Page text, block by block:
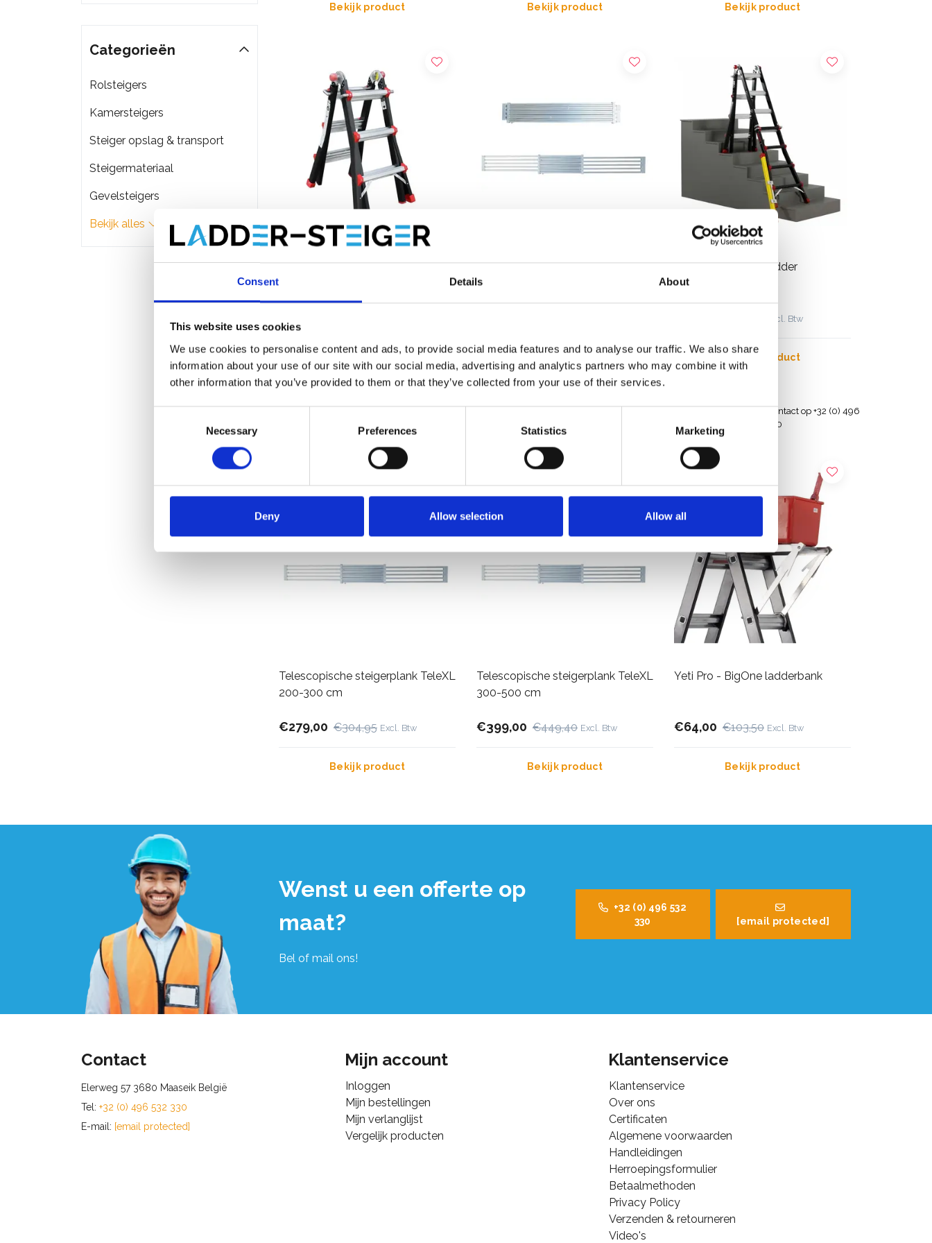
Consent Details About
This website uses cookies
We use cookies to personalise content and ads, to provide social media features and to analyse our traffic. We also share
information about your use of our site with our social media, advertising and analytics partners who may combine it with
other information that you’ve provided to them or that they’ve collected from your use of their services.
Necessary Preferences Statistics Marketing
Deny Allow selection Allow all
Bekijk product Bekijk product Bekijk product
BigOne TacTic multifunctionele
Bekijk product
Telescopische steigerplank TeleXL
250-400 cm
Yeti Pro - BigOne ladder
boomverlenging
Excl. Btw
Bekijk product
Hulp nodig? Neem contact op +32 (0) 496
532 330
Telescopische steigerplank TeleXL
200-300 cm
€279,00 €304,95 Excl. Btw
Bekijk product
Telescopische steigerplank TeleXL
300-500 cm
€399,00 €449,40 Excl. Btw
Bekijk product
Yeti Pro - BigOne ladderbank
€64,00 €103,50 Excl. Btw
Bekijk product
Categorieën
Rolsteigers
Kamersteigers
Steiger opslag & transport
Steigermateriaal
Gevelsteigers
Bekijk alles
Wenst u een offerte op
maat?
Bel of mail ons!
+32 (0) 496 532
330
[email protected]
Contact
Elerweg 57 3680 Maaseik België
Tel: +32 (0) 496 532 330
E-mail: [email protected]
Mijn account
Inloggen
Mijn bestellingen
Mijn verlanglijst
Vergelijk producten
Klantenservice
Klantenservice
Over ons
Certificaten
Algemene voorwaarden
Handleidingen
Herroepingsformulier
Betaalmethoden
Privacy Policy
Verzenden & retourneren
Video's